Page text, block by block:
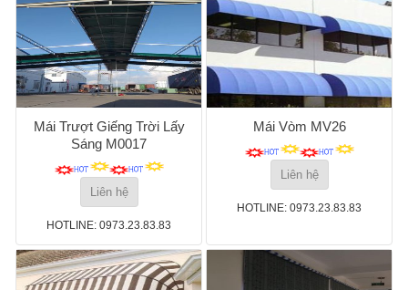
Mái Trượt Giếng Trời Lấy
Sáng M0017
Liên hệ
HOTLINE: 0973.23.83.83
Mái Vòm MV26
Liên hệ
HOTLINE: 0973.23.83.83